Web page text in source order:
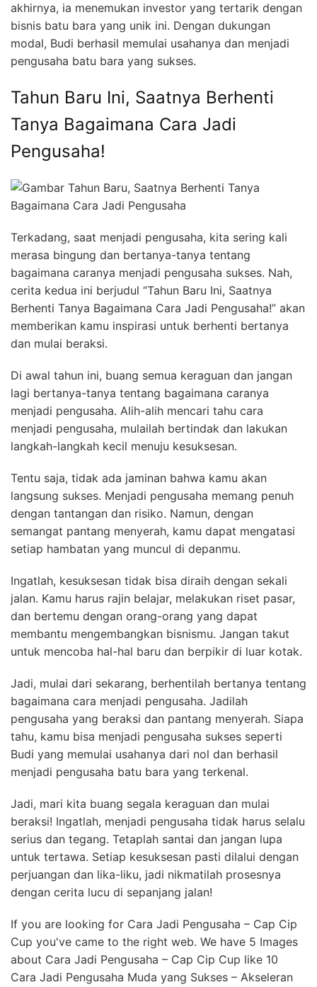
akhirnya, ia menemukan investor yang tertarik dengan
bisnis batu bara yang unik ini. Dengan dukungan
modal, Budi berhasil memulai usahanya dan menjadi
pengusaha batu bara yang sukses.
Tahun Baru Ini, Saatnya Berhenti
Tanya Bagaimana Cara Jadi
Pengusaha!
Terkadang, saat menjadi pengusaha, kita sering kali
merasa bingung dan bertanya-tanya tentang
bagaimana caranya menjadi pengusaha sukses. Nah,
cerita kedua ini berjudul “Tahun Baru Ini, Saatnya
Berhenti Tanya Bagaimana Cara Jadi Pengusaha!” akan
memberikan kamu inspirasi untuk berhenti bertanya
dan mulai beraksi.
Di awal tahun ini, buang semua keraguan dan jangan
lagi bertanya-tanya tentang bagaimana caranya
menjadi pengusaha. Alih-alih mencari tahu cara
menjadi pengusaha, mulailah bertindak dan lakukan
langkah-langkah kecil menuju kesuksesan.
Tentu saja, tidak ada jaminan bahwa kamu akan
langsung sukses. Menjadi pengusaha memang penuh
dengan tantangan dan risiko. Namun, dengan
semangat pantang menyerah, kamu dapat mengatasi
setiap hambatan yang muncul di depanmu.
Ingatlah, kesuksesan tidak bisa diraih dengan sekali
jalan. Kamu harus rajin belajar, melakukan riset pasar,
dan bertemu dengan orang-orang yang dapat
membantu mengembangkan bisnismu. Jangan takut
untuk mencoba hal-hal baru dan berpikir di luar kotak.
Jadi, mulai dari sekarang, berhentilah bertanya tentang
bagaimana cara menjadi pengusaha. Jadilah
pengusaha yang beraksi dan pantang menyerah. Siapa
tahu, kamu bisa menjadi pengusaha sukses seperti
Budi yang memulai usahanya dari nol dan berhasil
menjadi pengusaha batu bara yang terkenal.
Jadi, mari kita buang segala keraguan dan mulai
beraksi! Ingatlah, menjadi pengusaha tidak harus selalu
serius dan tegang. Tetaplah santai dan jangan lupa
untuk tertawa. Setiap kesuksesan pasti dilalui dengan
perjuangan dan lika-liku, jadi nikmatilah prosesnya
dengan cerita lucu di sepanjang jalan!
If you are looking for Cara Jadi Pengusaha – Cap Cip
Cup you've came to the right web. We have 5 Images
about Cara Jadi Pengusaha – Cap Cip Cup like 10
Cara Jadi Pengusaha Muda yang Sukses – Akseleran